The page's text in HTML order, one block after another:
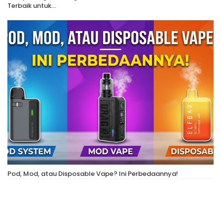
Terbaik untuk…
Pod, Mod, atau Disposable Vape? Ini Perbedaannya!